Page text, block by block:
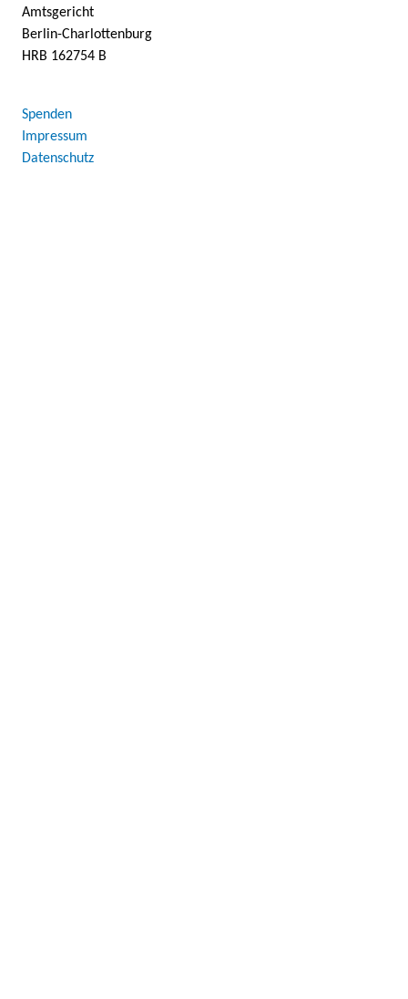
Amtsgericht
Berlin-Charlottenburg
HRB 162754 B
Spenden
Impressum
Datenschutz